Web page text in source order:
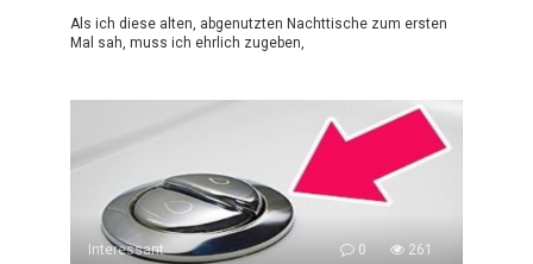
Als ich diese alten, abgenutzten Nachttische zum ersten
Mal sah, muss ich ehrlich zugeben,
Interessant 0 261